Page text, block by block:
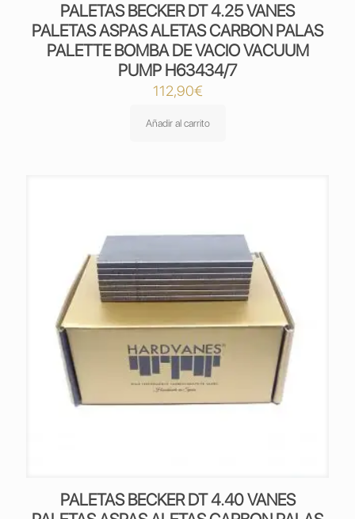
PALETAS BECKER DT 4.25 VANES
PALETAS ASPAS ALETAS CARBON PALAS
PALETTE BOMBA DE VACIO VACUUM
PUMP H63434/7
112,90€
Añadir al carrito
PALETAS BECKER DT 4.40 VANES